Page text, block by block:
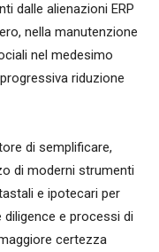
dalle alienazioni ERP
nella manutenzione
nel medesimo
riduzione
di semplificare,
di moderni strumenti
e ipotecari per
e processi di
certezza